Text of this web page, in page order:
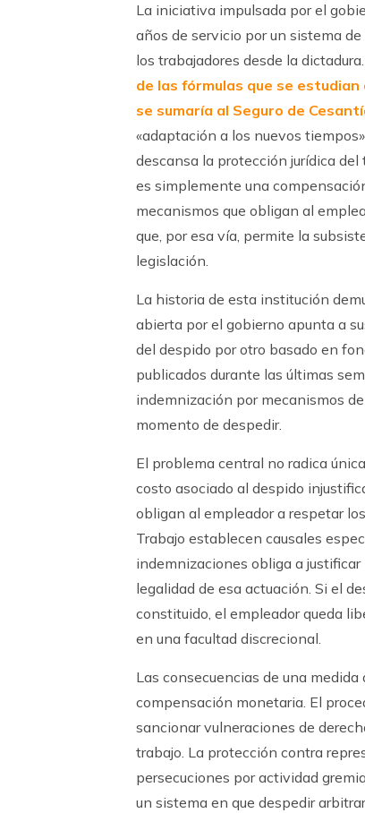
La iniciativa impulsada por el
años de servicio por un sistema
los trabajadores desde la
de las fórmulas que se
se sumaría al Seguro de
«adaptación a los nuevos
descansa la protección jurídica
es simplemente una
mecanismos que obligan al
que, por esa vía, permite la
legislación.
La historia de esta institución
abierta por el gobierno apunta a
del despido por otro basado en
publicados durante las últimas
indemnización por mecanismos
momento de despedir.
El problema central no radica
costo asociado al despido
obligan al empleador a respetar
Trabajo establecen causales
indemnizaciones obliga a
legalidad de esa actuación. Si el
constituido, el empleador queda
en una facultad discrecional.
Las consecuencias de una
compensación monetaria. El
sancionar vulneraciones de
trabajo. La protección contra
persecuciones por actividad
un sistema en que despedir